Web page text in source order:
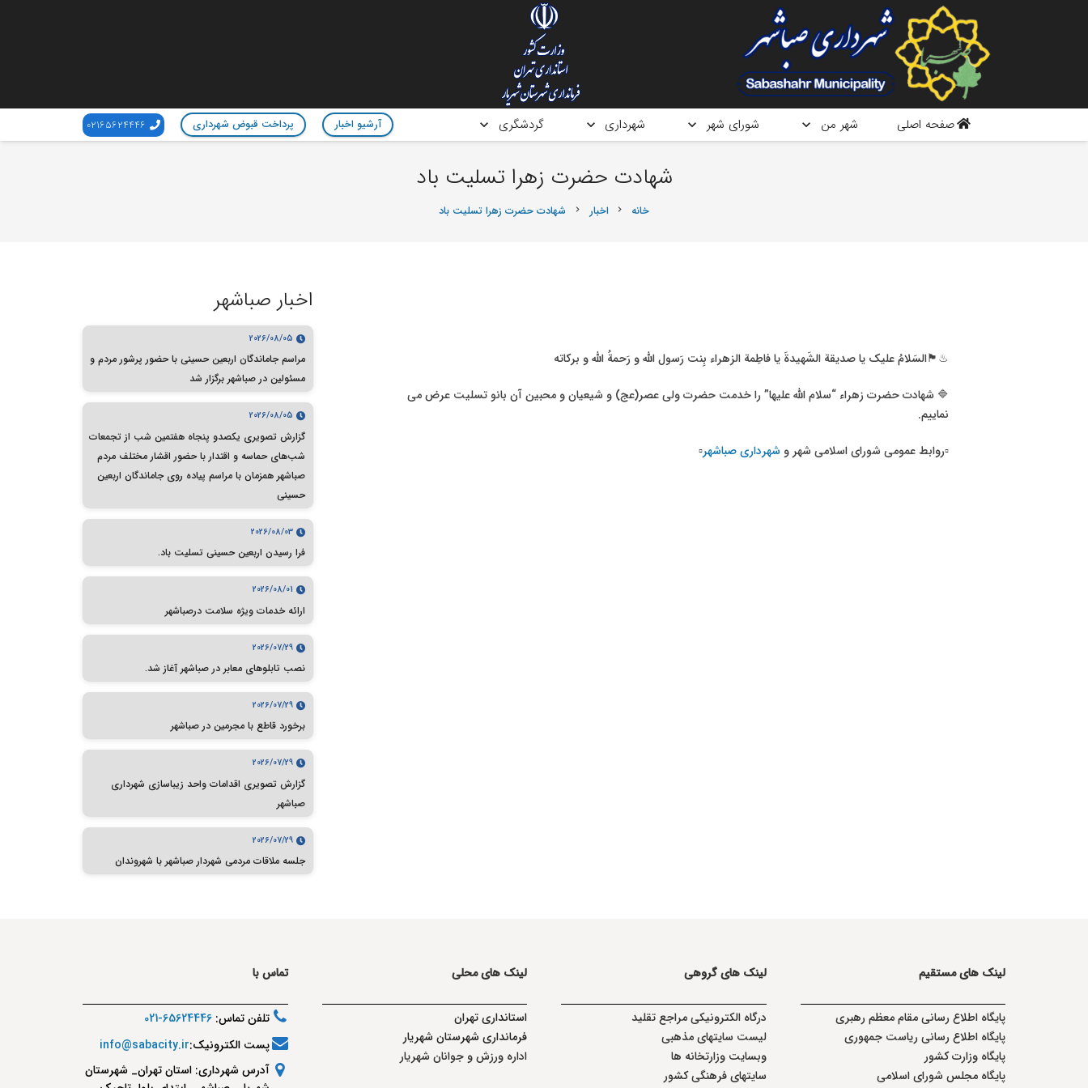
صفحه اصلی شهر من شورای شهر شهرداری گردشگری آرشیو اخبار پرداخت قبوض شهرداری 02165624446
شهادت حضرت زهرا تسلیت باد
خانه chevron_right اخبار chevron_right شهادت حضرت زهرا تسلیت باد
♨🏴السَلامُ علیک یا صديقة الشَهیدةَ يا فاطِمة الزهراء بِنت رَسول الله و رَحمةُ الله و بركاته
🔷 شهادت حضرت زهراء “سلام الله علیها” را خدمت حضرت ولی عصر(عج) و شیعیان و محبین آن بانو تسلیت عرض می
نماییم.
▫روابط عمومی شورای اسلامی شهر و شهرداری صباشهر▫
اخبار صباشهر
2026/08/05
مراسم جاماندگان اربعین حسینی با حضور پرشور مردم و
مسئولین در صباشهر برگزار شد
2026/08/05
گزارش تصویری یکصدو پنجاه هفتمین شب از تجمعات
شب‌های حماسه و اقتدار با حضور اقشار مختلف مردم
صباشهر همزمان با مراسم پیاده روی جاماندگان اربعین
حسینی
2026/08/03
فرا رسیدن اربعین حسینی تسلیت باد.
2026/08/01
ارائه خدمات ویژه سلامت درصباشهر
2026/07/29
نصب تابلوهای معابر در صباشهر آغاز شد.
2026/07/29
برخورد قاطع با مجرمین در صباشهر
2026/07/29
گزارش تصویری اقدامات واحد زیباسازی شهرداری
صباشهر
2026/07/29
جلسه ملاقات مردمی شهردار صباشهر با شهروندان
لینک های مستقیم
پایگاه اطلاع رسانی مقام معظم رهبری
پایگاه اطلاع رسانی ریاست جمهوری
پایگاه وزارت کشور
پایگاه مجلس شورای اسلامی
لینک های گروهی
درگاه الکترونیکی مراجع تقلید
لیست سایتهای مذهبی
وبسایت وزارتخانه ها
سایتهای فرهنگی کشور
لینک های محلی
استانداری تهران
فرمانداری شهرستان شهریار
اداره ورزش و جوانان شهریار
تماس با
تلفن تماس:65624446-021
پست الکترونیک:info@sabacity.ir
آدرس شهرداری: استان تهران_ شهرستان